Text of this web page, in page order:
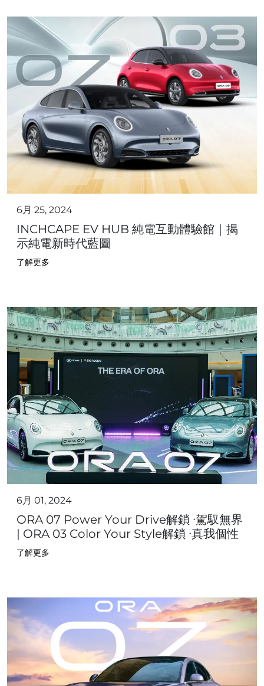
6月 25, 2024
INCHCAPE EV HUB 純電互動體驗館｜揭
示純電新時代藍圖
了解更多
6月 01, 2024
ORA 07 Power Your Drive解鎖 ∙駕馭無界
| ORA 03 Color Your Style解鎖 ∙真我個性
了解更多